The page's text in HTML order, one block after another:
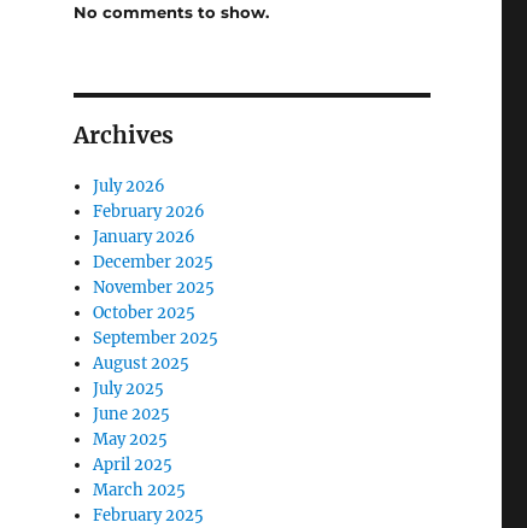
No comments to show.
Archives
July 2026
February 2026
January 2026
December 2025
November 2025
October 2025
September 2025
August 2025
July 2025
June 2025
May 2025
April 2025
March 2025
February 2025